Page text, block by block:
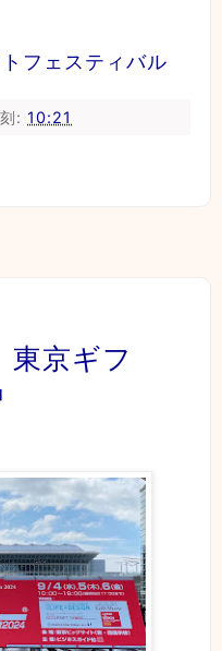
フェスティバル
: 10:21
東京ギフ